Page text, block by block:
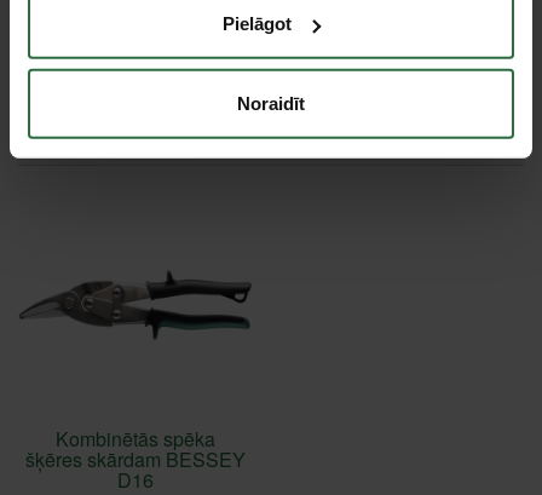
Pielāgot
Noraidīt
Failed to load product list.
Apskatītie produkti
Kombinētās spēka
šķēres skārdam BESSEY
D16